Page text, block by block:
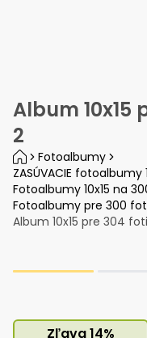
Album 10x15
2
Fotoalbumy
ZASÚVACIE
Fotoalbumy 10x15 na
Fotoalbumy pre 300
Album 10x15 pre 304
Zľava14%